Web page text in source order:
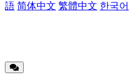
語 简体中文 繁體中文 한국어